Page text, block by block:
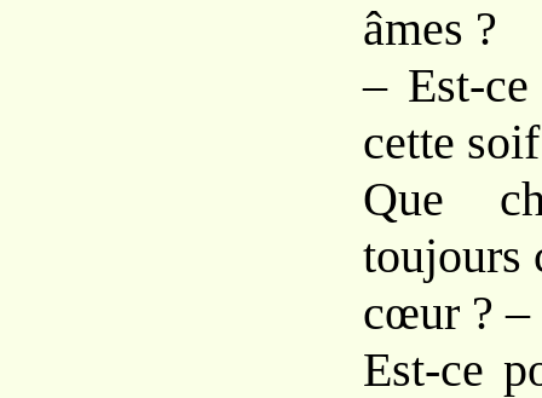
âmes ?
– Est-
cette
Que
toujours
cœur ? –
Est-ce